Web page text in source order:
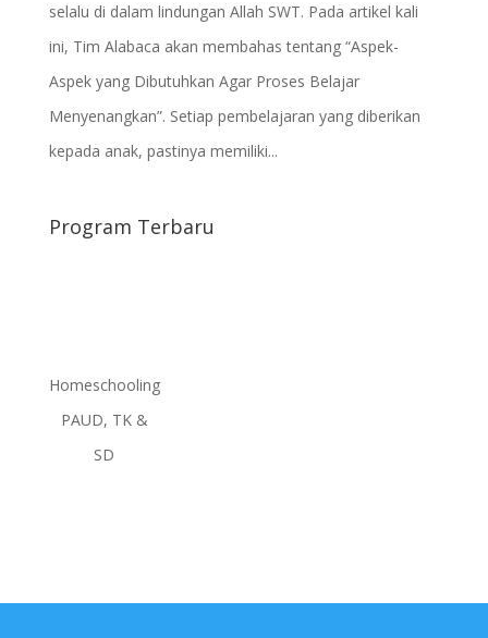
selalu di dalam lindungan Allah SWT. Pada artikel kali
ini, Tim Alabaca akan membahas tentang “Aspek-
Aspek yang Dibutuhkan Agar Proses Belajar
Menyenangkan”. Setiap pembelajaran yang diberikan
kepada anak, pastinya memiliki...
Program Terbaru
Homeschooling
PAUD, TK &
SD